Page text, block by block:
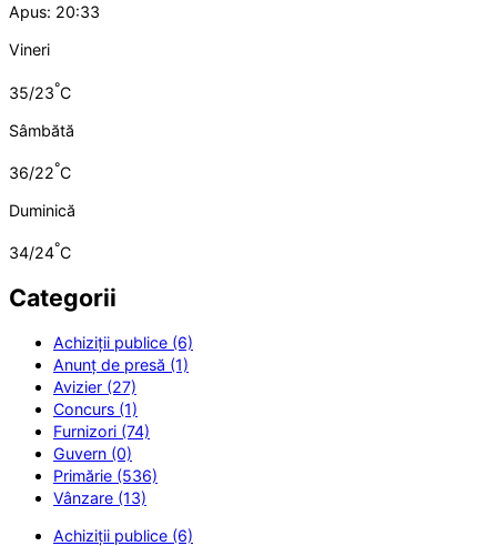
Apus: 20:33
Vineri
35/23°C
Sâmbătă
36/22°C
Duminică
34/24°C
Categorii
Achiziții publice (6)
Anunț de presă (1)
Avizier (27)
Concurs (1)
Furnizori (74)
Guvern (0)
Primărie (536)
Vânzare (13)
Achiziții publice (6)